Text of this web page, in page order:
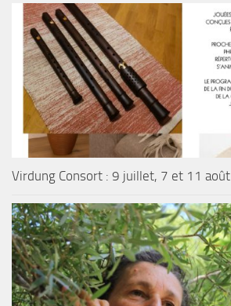
Virdung Consort : 9 juillet, 7 et 11 août